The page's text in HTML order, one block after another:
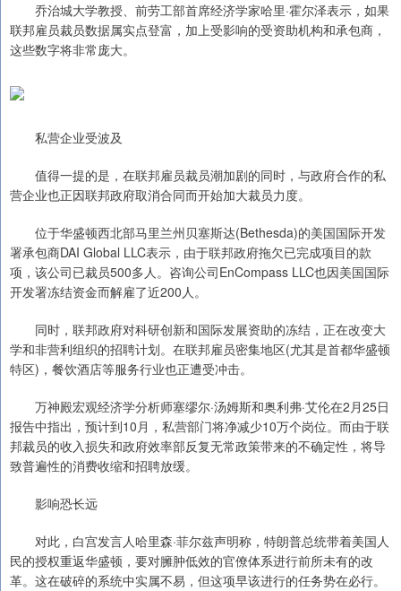
乔治城大学教授、前劳工部首席经济学家哈里·霍尔泽表示，如果
联邦雇员裁员数据属实点登富，加上受影响的受资助机构和承包商，
这些数字将非常庞大。
私营企业受波及
值得一提的是，在联邦雇员裁员潮加剧的同时，与政府合作的私
营企业也正因联邦政府取消合同而开始加大裁员力度。
位于华盛顿西北部马里兰州贝塞斯达(Bethesda)的美国国际开发
署承包商DAI Global LLC表示，由于联邦政府拖欠已完成项目的款
项，该公司已裁员500多人。咨询公司EnCompass LLC也因美国国际
开发署冻结资金而解雇了近200人。
同时，联邦政府对科研创新和国际发展资助的冻结，正在改变大
学和非营利组织的招聘计划。在联邦雇员密集地区(尤其是首都华盛顿
特区)，餐饮酒店等服务行业也正遭受冲击。
万神殿宏观经济学分析师塞缪尔·汤姆斯和奥利弗·艾伦在2月25日
报告中指出，预计到10月，私营部门将净减少10万个岗位。而由于联
邦裁员的收入损失和政府效率部反复无常政策带来的不确定性，将导
致普遍性的消费收缩和招聘放缓。
影响恐长远
对此，白宫发言人哈里森·菲尔兹声明称，特朗普总统带着美国人
民的授权重返华盛顿，要对臃肿低效的官僚体系进行前所未有的改
革。这在破碎的系统中实属不易，但这项早该进行的任务势在必行。